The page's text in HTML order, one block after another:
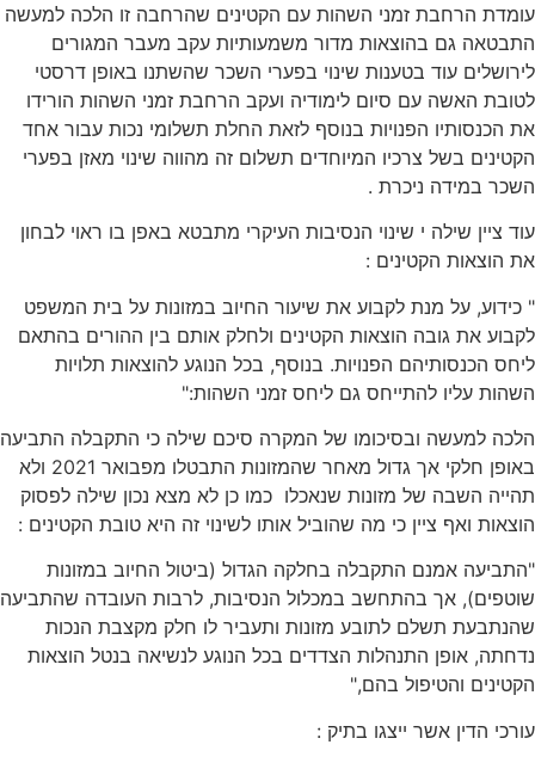
עומדת הרחבת זמני השהות עם הקטינים שהרחבה זו הלכה למעשה
התבטאה גם בהוצאות מדור משמעותיות עקב מעבר המגורים
לירושלים עוד בטענות שינוי בפערי השכר שהשתנו באופן דרסטי
לטובת האשה עם סיום לימודיה ועקב הרחבת זמני השהות הורידו
את הכנסותיו הפנויות בנוסף לזאת החלת תשלומי נכות עבור אחד
הקטינים בשל צרכיו המיוחדים תשלום זה מהווה שינוי מאזן בפערי
השכר במידה ניכרת .
עוד ציין שילה י שינוי הנסיבות העיקרי מתבטא באפן בו ראוי לבחון
את הוצאות הקטינים :
" כידוע, על מנת לקבוע את שיעור החיוב במזונות על בית המשפט
לקבוע את גובה הוצאות הקטינים ולחלק אותם בין ההורים בהתאם
ליחס הכנסותיהם הפנויות. בנוסף, בכל הנוגע להוצאות תלויות
השהות עליו להתייחס גם ליחס זמני השהות:"
הלכה למעשה ובסיכומו של המקרה סיכם שילה כי התקבלה התביעה
באופן חלקי אך גדול מאחר שהמזונות התבטלו מפבואר 2021 ולא
תהייה השבה של מזונות שנאכלו כמו כן לא מצא נכון שילה לפסוק
הוצאות ואף ציין כי מה שהוביל אותו לשינוי זה היא טובת הקטינים :
"התביעה אמנם התקבלה בחלקה הגדול (ביטול החיוב במזונות
שוטפים), אך בהתחשב במכלול הנסיבות, לרבות העובדה שהתביעה
שהנתבעת תשלם לתובע מזונות ותעביר לו חלק מקצבת הנכות
נדחתה, אופן התנהלות הצדדים בכל הנוגע לנשיאה בנטל הוצאות
הקטינים והטיפול בהם,"
עורכי הדין אשר ייצגו בתיק :